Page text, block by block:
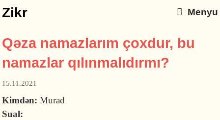
Zikr Menyu
Qəza namazlarım çoxdur, bu
namazlar qılınmalıdırmı?
15.11.2021
Kimdən:Murad
Sual: